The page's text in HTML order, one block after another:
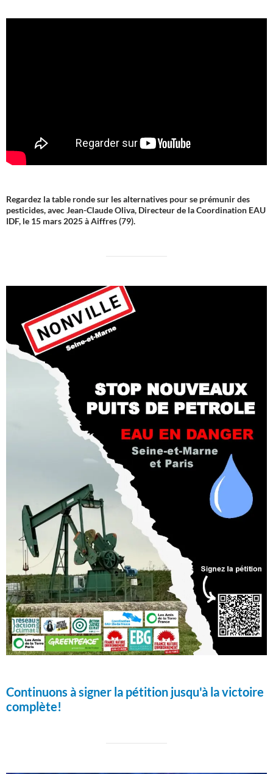
Regardez la table ronde sur les alternatives pour se prémunir des
pesticides, avec Jean-Claude Oliva, Directeur de la Coordination EAU
IDF, le 15 mars 2025 à Aiffres (79).
Continuons à signer la pétition jusqu'à la victoire
complète!